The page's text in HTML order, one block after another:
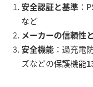
安全認証と基準 ：
など
メーカーの信頼性
安全機能 ：過充電
ズなどの保護機能